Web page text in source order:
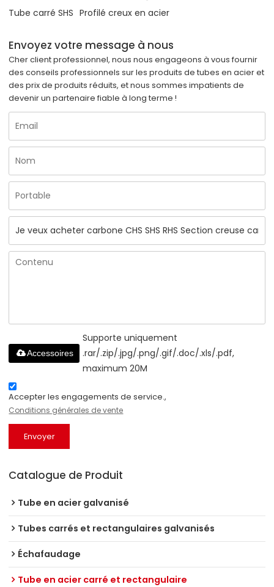
Tube carré SHS Profilé creux en acier
Envoyez votre message à nous
Cher client professionnel, nous nous engageons à vous fournir
des conseils professionnels sur les produits de tubes en acier et
des prix de produits réduits, et nous sommes impatients de
devenir un partenaire fiable à long terme !
Supporte uniquement
.rar/.zip/.jpg/.png/.gif/.doc/.xls/.pdf,
maximum 20M
Accessoires
Accepter les engagements de service.,
Conditions générales de vente
Envoyer
Catalogue de Produit
Tube en acier galvanisé
Tubes carrés et rectangulaires galvanisés
Échafaudage
Tube en acier carré et rectangulaire